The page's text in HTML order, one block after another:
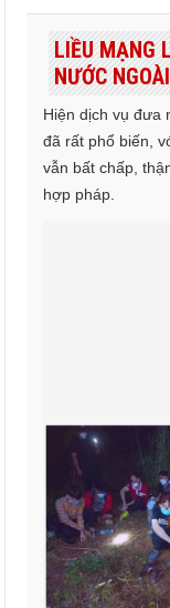
LIỀU MẠNG
NƯỚC
Hiện dịch vụ đưa
đã rất phổ biến,
vẫn bất chấp,
hợp pháp.